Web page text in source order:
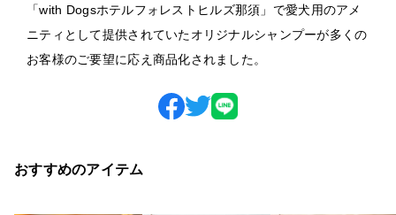
「with Dogsホテルフォレストヒルズ那須」で愛犬用のアメ
ニティとして提供されていたオリジナルシャンプーが多くの
お客様のご要望に応え商品化されました。
おすすめのアイテム